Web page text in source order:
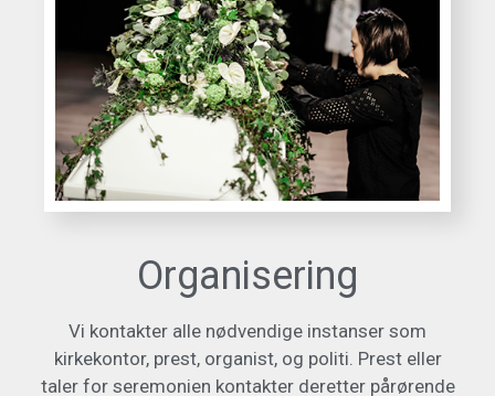
Organisering
Vi kontakter alle nødvendige instanser som
kirkekontor, prest, organist, og politi. Prest eller
taler for seremonien kontakter deretter pårørende